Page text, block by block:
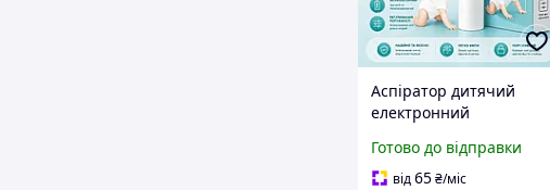
Аспіратор дитячий
електронний
соплевідсмоктувач для
новонароджених USB
Готово до відправки
від65₴/міс